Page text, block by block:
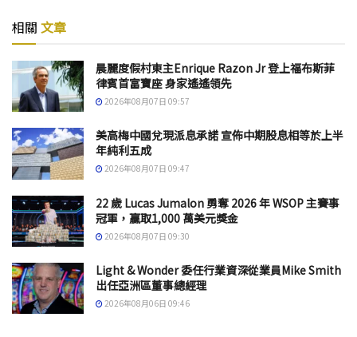
相關 文章
晨麗度假村東主Enrique Razon Jr 登上福布斯菲
律賓首富寶座 身家遙遙領先
2026年08月07日 09:57
美高梅中國兌現派息承諾 宣佈中期股息相等於上半
年純利五成
2026年08月07日 09:47
22 歲 Lucas Jumalon 勇奪 2026 年 WSOP 主賽事
冠軍，贏取1,000 萬美元獎金
2026年08月07日 09:30
Light & Wonder 委任行業資深從業員Mike Smith
出任亞洲區董事總經理
2026年08月06日 09:46